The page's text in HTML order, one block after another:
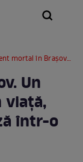
motociclist s-a stins din viață, după ce a intrat cu viteză într-o mașină
Un
viață,
într-o